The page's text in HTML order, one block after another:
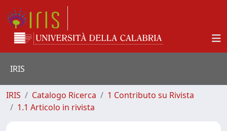
IRIS
IRIS Catalogo Ricerca
1 Contributo su Rivista
1.1 Articolo in rivista